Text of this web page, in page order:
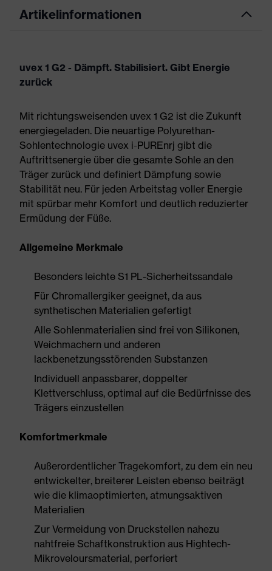
Artikelinformationen
uvex 1 G2 - Dämpft. Stabilisiert. Gibt Energie
zurück
Mit richtungsweisenden uvex 1 G2 ist die Zukunft
energiegeladen. Die neuartige Polyurethan-
Sohlentechnologie uvex i-PUREnrj gibt die
Auftrittsenergie über die gesamte Sohle an den
Träger zurück und definiert Dämpfung sowie
Stabilität neu. Für jeden Arbeitstag voller Energie
mit spürbar mehr Komfort und deutlich reduzierter
Ermüdung der Füße.
Allgemeine Merkmale
Besonders leichte S1 PL-Sicherheitssandale
Für Chromallergiker geeignet, da aus
synthetischen Materialien gefertigt
Alle Sohlenmaterialien sind frei von Silikonen,
Weichmachern und anderen
lackbenetzungsstörenden Substanzen
Individuell anpassbarer, doppelter
Klettverschluss, optimal auf die Bedürfnisse des
Trägers einzustellen
Komfortmerkmale
Außerordentlicher Tragekomfort, zu dem ein neu
entwickelter, breiterer Leisten ebenso beiträgt
wie die klimaoptimierten, atmungsaktiven
Materialien
Zur Vermeidung von Druckstellen nahezu
nahtfreie Schaftkonstruktion aus Hightech-
Mikroveloursmaterial, perforiert